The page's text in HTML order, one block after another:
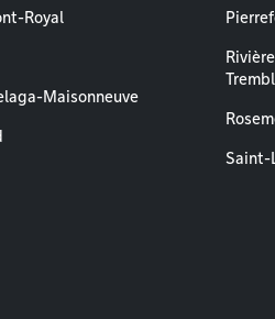
Royal
Maisonneuve
Saint-